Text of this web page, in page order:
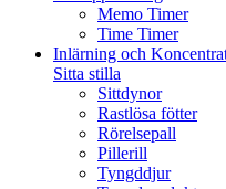
Memo Timer
Time Timer
Inlärning och
Sitta stilla
Sittdynor
Rastlösa fötter
Rörelsepall
Pillerill
Tyngddjur